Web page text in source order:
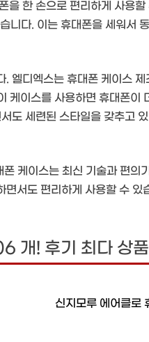
한 손으로 편리하게 사용할
다. 이는 휴대폰을 세워서
엘디엑스는 휴대폰 케이스
케이스를 사용하면 휴대폰이
도 세련된 스타일을 갖추고
케이스는 최신 기술과 편의
서도 편리하게 사용할 수
개! 후기 최다 상
신지모루 에어클로